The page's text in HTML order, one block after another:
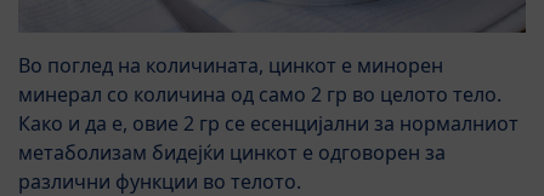
Во поглед на количината, цинкот е минорен
минерал со количина од само 2 гр во целото тело.
Како и да е, овие 2 гр се есенцијални за нормалниот
метаболизам бидејќи цинкот е одговорен за
различни функции во телото.